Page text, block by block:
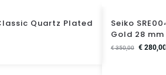
Quartz Plated
Seiko
Gold 28 mm
€350,00 €280,00